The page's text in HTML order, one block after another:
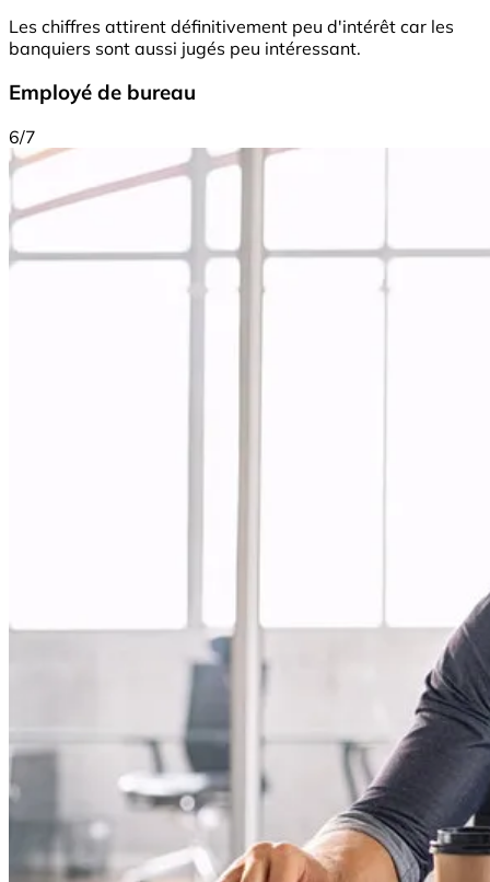
Les chiffres attirent définitivement peu d'intérêt car les
banquiers sont aussi jugés peu intéressant.
Employé de bureau
6/7